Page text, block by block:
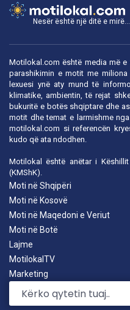
Nesër është një ditë e mirë...
Motilokal.com është media më
parashikimin e motit me
lexuesi ynë aty mund të
klimatike, ambientin, të rejat
bukuritë e botës shqiptare dhe
motit dhe temat e larmishme
motilokal.com si referencën
kudo që ata ndodhen.
Motilokal është anëtar i
(KMShK).
Moti në Shqipëri
Moti në Kosovë
Moti në Maqedoni e Veriut
Moti në Botë
Lajme
MotilokalTV
Marketing